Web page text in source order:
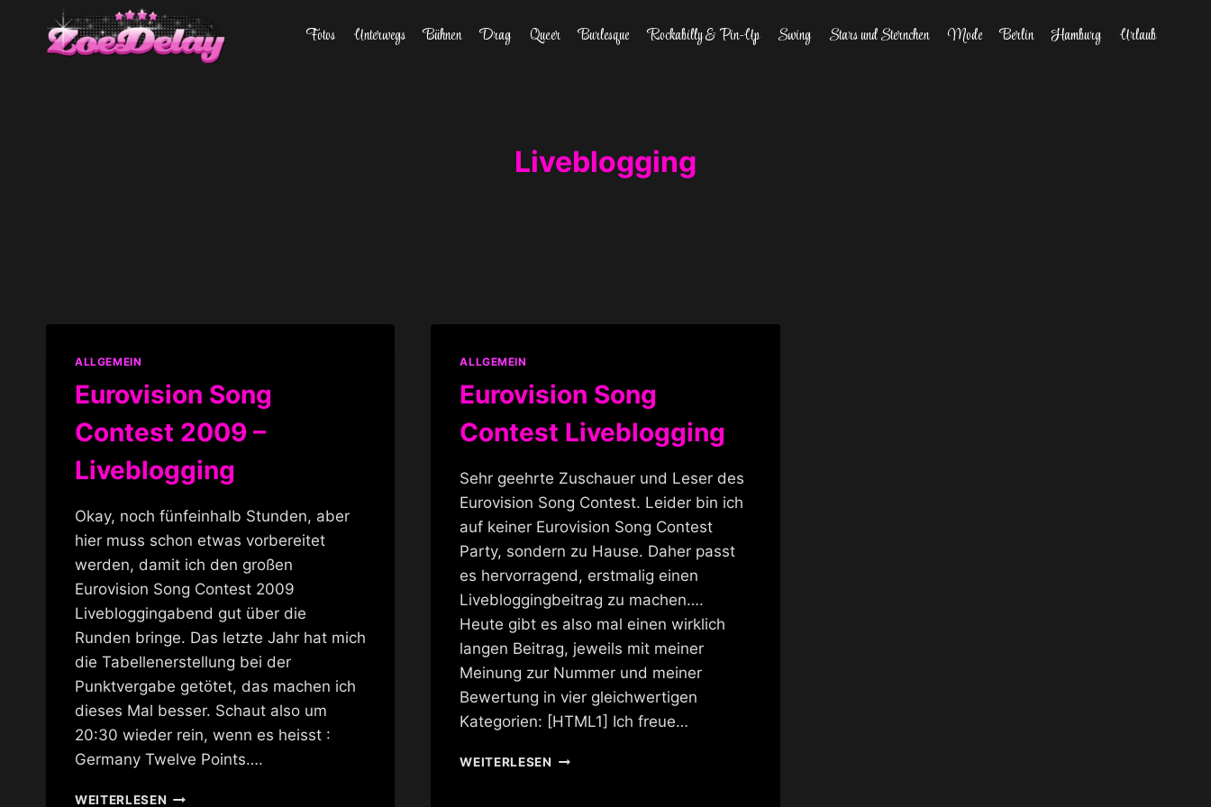
springen
Fotos Unterwegs Bühnen Drag Queer Burlesque Rockabilly & Pin-Up Swing Stars und Sternchen Mode Berlin Hamburg Urlaub
Liveblogging
ALLGEMEIN
Eurovision Song
Contest 2009 –
Liveblogging
Okay, noch fünfeinhalb Stunden, aber
hier muss schon etwas vorbereitet
werden, damit ich den großen
Eurovision Song Contest 2009
Livebloggingabend gut über die
Runden bringe. Das letzte Jahr hat mich
die Tabellenerstellung bei der
Punktvergabe getötet, das machen ich
dieses Mal besser. Schaut also um
20:30 wieder rein, wenn es heisst :
Germany Twelve Points….
WEITERLESENEUROVISION
ALLGEMEIN
Eurovision Song
Contest Liveblogging
Sehr geehrte Zuschauer und Leser des
Eurovision Song Contest. Leider bin ich
auf keiner Eurovision Song Contest
Party, sondern zu Hause. Daher passt
es hervorragend, erstmalig einen
Livebloggingbeitrag zu machen….
Heute gibt es also mal einen wirklich
langen Beitrag, jeweils mit meiner
Meinung zur Nummer und meiner
Bewertung in vier gleichwertigen
Kategorien: [HTML1] Ich freue…
WEITERLESENEUROVISION